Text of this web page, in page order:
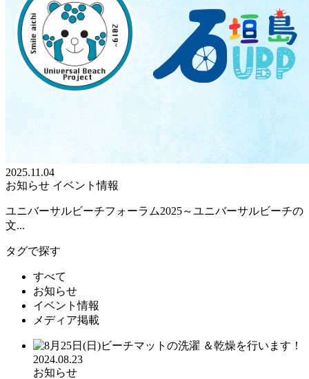
2025.11.04
お知らせ イベント情報
ユニバーサルビーチフォーラム2025～ユニバーサルビーチの
文...
タグで探す
すべて
お知らせ
イベント情報
メディア掲載
2024.08.23
お知らせ